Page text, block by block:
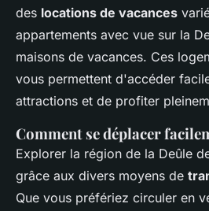
des locations de vacances
appartements avec vue sur la
maisons de vacances. Ces
vous permettent d'accéder
attractions et de profiter
Comment se déplacer
Explorer la région de la Deûle
grâce aux divers moyens de
Que vous préfériez circuler en